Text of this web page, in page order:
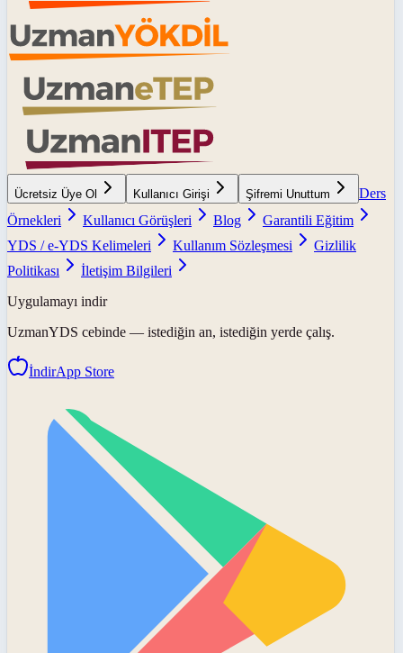
Ücretsiz Üye Ol Kullanıcı Girişi Şifremi Unuttum
Ders
Örnekleri
Kullanıcı Görüşleri Blog
Garantili Eğitim
YDS / e-YDS Kelimeleri
Kullanım Sözleşmesi
Gizlilik
Politikası
İletişim Bilgileri
Uygulamayı indir
UzmanYDS cebinde — istediğin an, istediğin yerde çalış.
İndirApp Store